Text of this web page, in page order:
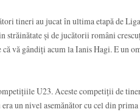
tineri au jucat în ultima etapă de
străinătate și de jucătorii români
vă gândiți acum la Ianis Hagi. E un
U23. Aceste competiții de
un nivel asemănător cu cel din prima